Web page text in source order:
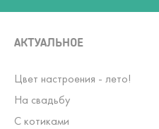
АКТУАЛЬНОЕ
Цвет настроения - лето!
На свадьбу
С котиками